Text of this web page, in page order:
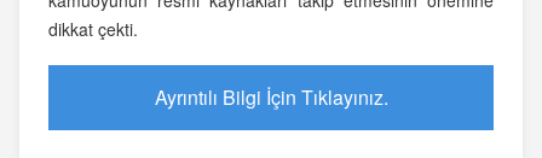
dikkat çekti.
Ayrıntılı Bilgi İçin Tıklayınız.